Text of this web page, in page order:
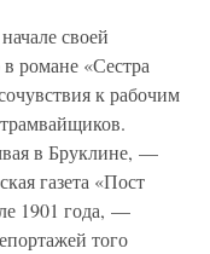
своей
романе «Сестра
к рабочим
в Бруклине, —
газета «Пост
1901 года, —
того